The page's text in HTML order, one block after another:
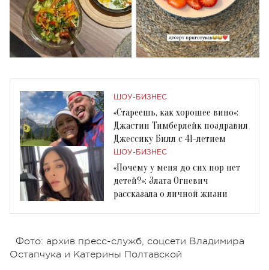
ШОУ-БИЗНЕС
«Стареешь, как хорошее вино»:
Джастин Тимберлейк поздравил
Джессику Билл с 41-летием
ШОУ-БИЗНЕС
«Почему у меня до сих пор нет
детей?»: Злата Огневич
рассказала о личной жизни
Фото: архив пресс-служб, соцсети Владимира
Остапчука и Катерины Полтавской